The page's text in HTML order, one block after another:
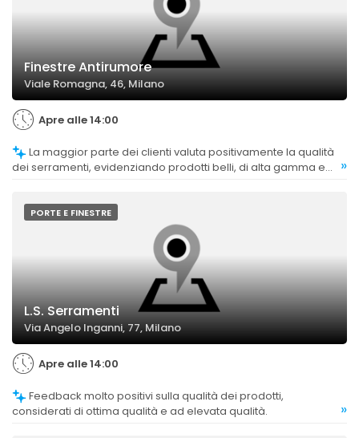
Finestre Antirumore
Viale Romagna, 46, Milano
Apre alle 14:00
dei serramenti, evidenziando prodotti belli, di alta gamma e
»
PORTE E FINESTRE
L.S. Serramenti
Via Angelo Inganni, 77, Milano
Apre alle 14:00
considerati di ottima qualità e ad elevata qualità.
»